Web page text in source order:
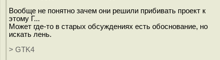
Вообще не понятно зачем они решили прибивать проект к
этому Г...
Может где-то в старых обсуждениях есть обоснование, но
искать лень.
> GTK4